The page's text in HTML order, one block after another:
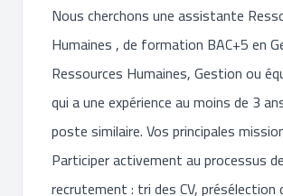
Nous cherchons une assistante
Humaines , de formation BAC+5 en
Ressources Humaines, Gestion ou
qui a une expérience au moins de 3
poste similaire. Vos principales
Participer activement au processus de
recrutement : tri des CV, présélection